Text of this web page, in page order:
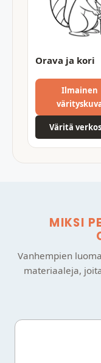
Orava ja kori
Ilmainen
Väritä
MIKSI
Vanhempien
materiaaleja,